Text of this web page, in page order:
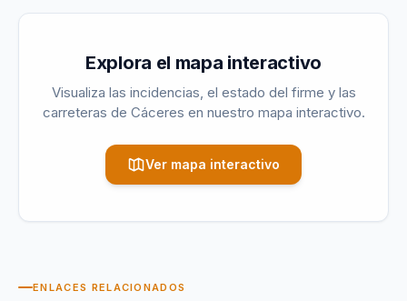
Explora el mapa interactivo
Visualiza las incidencias, el estado del firme y las
carreteras de Cáceres en nuestro mapa interactivo.
Ver mapa interactivo
ENLACES RELACIONADOS